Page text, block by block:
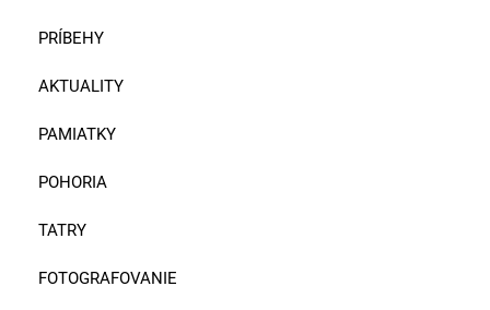
PRÍBEHY
AKTUALITY
PAMIATKY
POHORIA
TATRY
FOTOGRAFOVANIE